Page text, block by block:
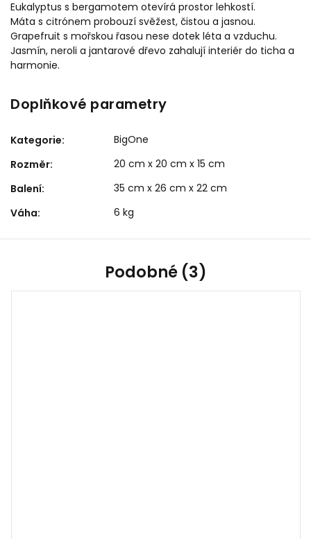
Eukalyptus s bergamotem otevírá prostor lehkostí.
Máta s citrónem probouzí svěžest, čistou a jasnou.
Grapefruit s mořskou řasou nese dotek léta a vzduchu.
Jasmín, neroli a jantarové dřevo zahalují interiér do ticha a
harmonie.
Doplňkové parametry
Kategorie:
BigOne
Rozměr:
20 cm x 20 cm x 15 cm
Balení:
35 cm x 26 cm x 22 cm
Váha: 6 kg
Podobné (3)